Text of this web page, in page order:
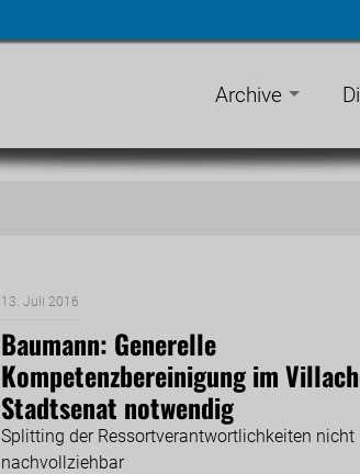
Archive
13. Juli 2016
Baumann: Generelle
Kompetenzbereinigung im
Stadtsenat notwendig
Splitting der Ressortverantwortlichkeiten nicht
nachvollziehbar